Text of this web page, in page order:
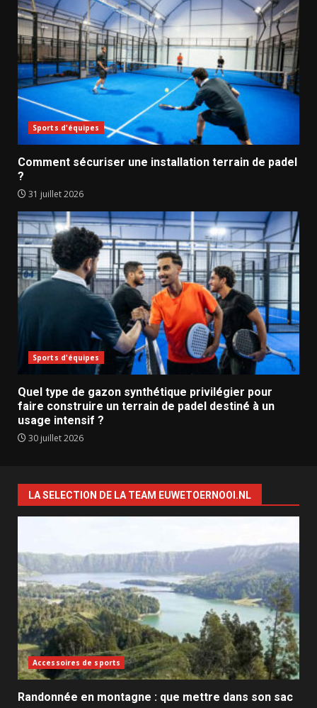
Sports d'équipes
Comment sécuriser une installation terrain de padel
?
31 juillet 2026
Sports d'équipes
Quel type de gazon synthétique privilégier pour
faire construire un terrain de padel destiné à un
usage intensif ?
30 juillet 2026
LA SELECTION DE LA TEAM EUWETOERNOOI.NL
Accessoires de sports
Randonnée en montagne : que mettre dans son sac